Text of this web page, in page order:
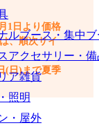
ルブース・集中
アクセサリー・備
ア雑貨
照明
・屋外
1日より価格
、順次サイ
(日)まで夏季